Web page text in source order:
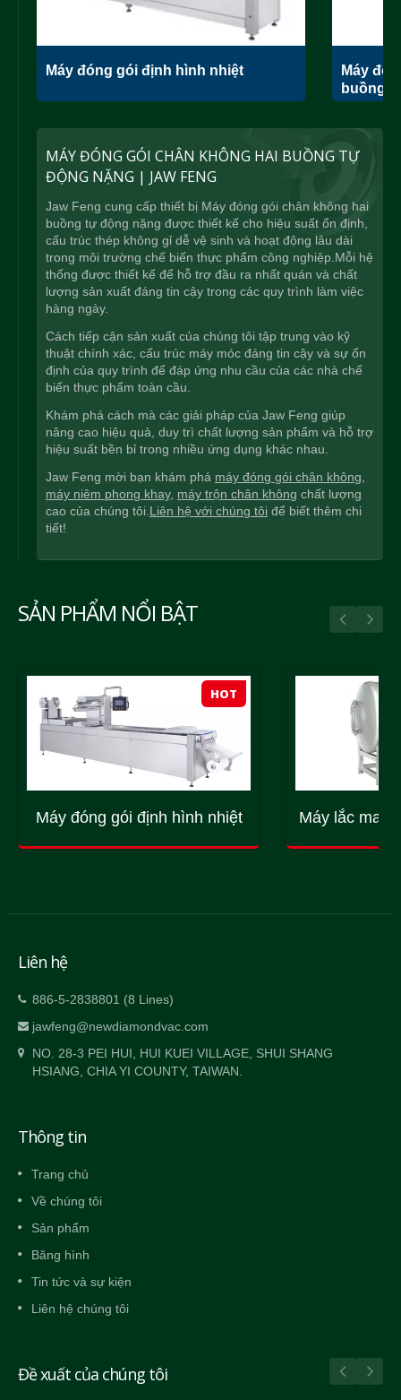
Máy đóng gói định hình nhiệt
Máy
buồng.
MÁY ĐÓNG GÓI CHÂN KHÔNG HAI BUỒNG TỰ
ĐỘNG NẶNG | JAW FENG
Jaw Feng cung cấp thiết bị Máy đóng gói chân không hai
buồng tự động nặng được thiết kế cho hiệu suất ổn định,
cấu trúc thép không gỉ dễ vệ sinh và hoạt động lâu dài
trong môi trường chế biến thực phẩm công nghiệp.Mỗi hệ
thống được thiết kế để hỗ trợ đầu ra nhất quán và chất
lượng sản xuất đáng tin cậy trong các quy trình làm việc
hàng ngày.
Cách tiếp cận sản xuất của chúng tôi tập trung vào kỹ
thuật chính xác, cấu trúc máy móc đáng tin cậy và sự ổn
định của quy trình để đáp ứng nhu cầu của các nhà chế
biến thực phẩm toàn cầu.
Khám phá cách mà các giải pháp của Jaw Feng giúp
nâng cao hiệu quả, duy trì chất lượng sản phẩm và hỗ trợ
hiệu suất bền bỉ trong nhiều ứng dụng khác nhau.
Jaw Feng mời bạn khám phá máy đóng gói chân không,
máy niêm phong khay, máy trộn chân không chất lượng
cao của chúng tôi. Liên hệ với chúng tôi để biết thêm chi
tiết!
SẢN PHẨM NỔI BẬT
HOT
Máy đóng gói định hình nhiệt Máy lắc
Liên hệ
886-5-2838801 (8 Lines)
jawfeng@newdiamondvac.com
NO. 28-3 PEI HUI, HUI KUEI VILLAGE, SHUI SHANG
HSIANG, CHIA YI COUNTY, TAIWAN.
Thông tin
Trang chủ
Về chúng tôi
Sản phẩm
Băng hình
Tin tức và sự kiện
Liên hệ chúng tôi
Đề xuất của chúng tôi